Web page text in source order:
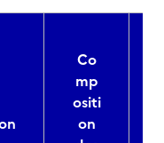
Co
mp
ositi
on